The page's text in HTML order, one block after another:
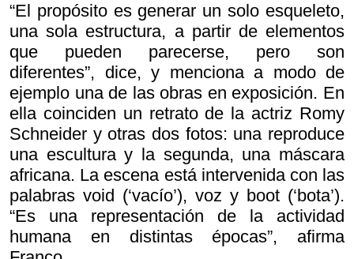
“El propósito es generar un solo esqueleto,
una sola estructura, a partir de elementos
que pueden parecerse, pero son
diferentes”, dice, y menciona a modo de
ejemplo una de las obras en exposición. En
ella coinciden un retrato de la actriz Romy
Schneider y otras dos fotos: una reproduce
una escultura y la segunda, una máscara
africana. La escena está intervenida con las
palabras void (‘vacío’), voz y boot (‘bota’).
“Es una representación de la actividad
humana en distintas épocas”, afirma